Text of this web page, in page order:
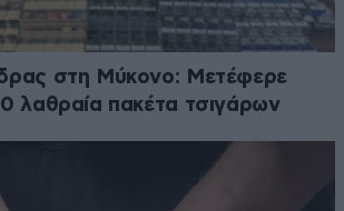
στη Μύκονο: Μετέφερε
λαθραία πακέτα τσιγάρων